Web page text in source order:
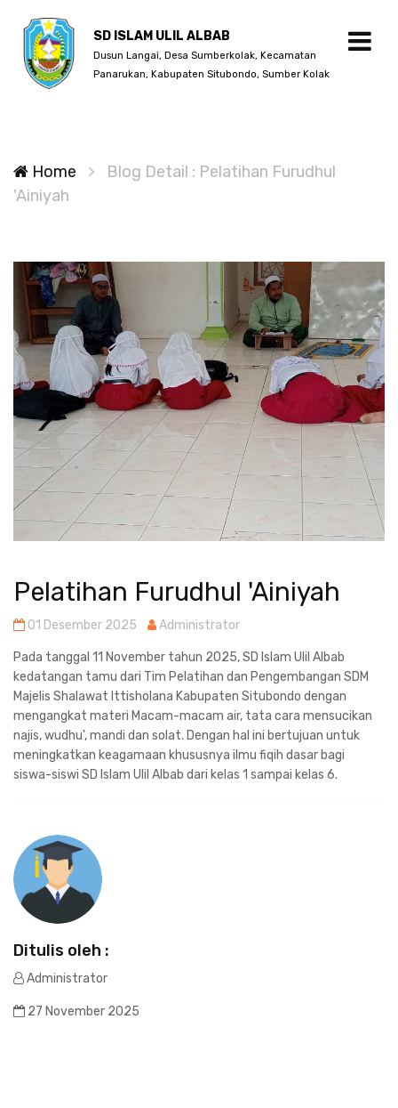
SD ISLAM ULIL ALBAB
Dusun Langai, Desa Sumberkolak, Kecamatan
Panarukan, Kabupaten Situbondo, Sumber Kolak
Home
Blog Detail : Pelatihan Furudhul
'Ainiyah
Pelatihan Furudhul 'Ainiyah
01 Desember 2025 Administrator
Pada tanggal 11 November tahun 2025, SD Islam Ulil Albab
kedatangan tamu dari Tim Pelatihan dan Pengembangan SDM
Majelis Shalawat Ittisholana Kabupaten Situbondo dengan
mengangkat materi Macam-macam air, tata cara mensucikan
najis, wudhu', mandi dan solat. Dengan hal ini bertujuan untuk
meningkatkan keagamaan khususnya ilmu fiqih dasar bagi
siswa-siswi SD Islam Ulil Albab dari kelas 1 sampai kelas 6.
Ditulis oleh :
Administrator
27 November 2025